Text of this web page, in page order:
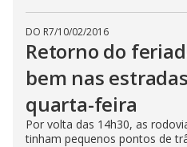
DO R7/10/02/2016
Retorno do
bem nas
quarta-feira
Por volta das 14h30, as
tinham pequenos pontos de